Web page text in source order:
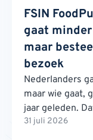
FSIN
gaat
maar
bezoek
Nederlanders
maar wie gaat,
jaar geleden.
31 juli 2026